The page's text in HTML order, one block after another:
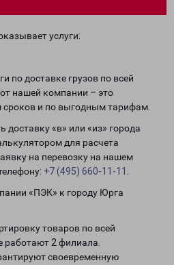
услуги:
по доставке грузов по всей
нашей компании – это
и по выгодным тарифам.
доставку «в» или «из» города
для расчета
на перевозку на нашем
+7 (495) 660-11-11
«ПЭК» к городу Юрга
товаров по всей
работают 2 филиала.
своевременную